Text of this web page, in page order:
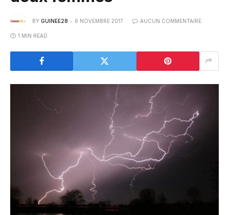
BY GUINEE28 6 NOVEMBRE 2017 AUCUN COMMENTAIRE
1 MIN READ